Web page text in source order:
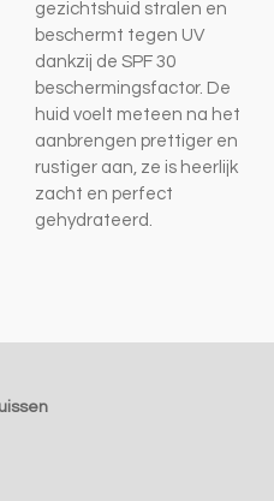
gezichtshuid stralen en
beschermt tegen UV
dankzij de SPF 30
beschermingsfactor. De
huid voelt meteen na het
aanbrengen prettiger en
rustiger aan, ze is heerlijk
zacht en perfect
gehydrateerd.